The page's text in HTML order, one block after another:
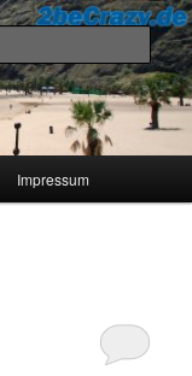
Impressum